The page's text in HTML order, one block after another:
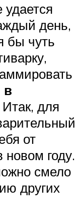
удается
день,
бы чуть
в
Итак, для
от
новом году.
смело
других